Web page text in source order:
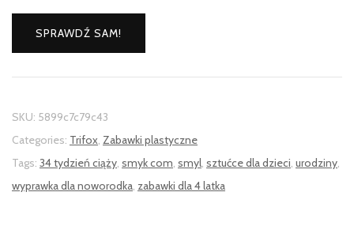
SPRAWDŹ SAM!
SKU: 5899c7c79c43
Categories: Trifox, Zabawki plastyczne
Tags: 34 tydzień ciąży, smyk com, smyl, sztućce dla dzieci, urodziny,
wyprawka dla noworodka, zabawki dla 4 latka